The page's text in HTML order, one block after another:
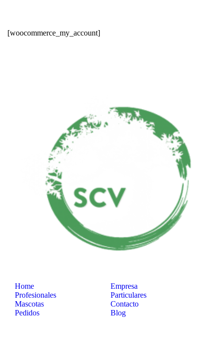
[woocommerce_my_account]
Home
Empresa
Profesionales
Particulares
Mascotas
Contacto
Pedidos
Blog